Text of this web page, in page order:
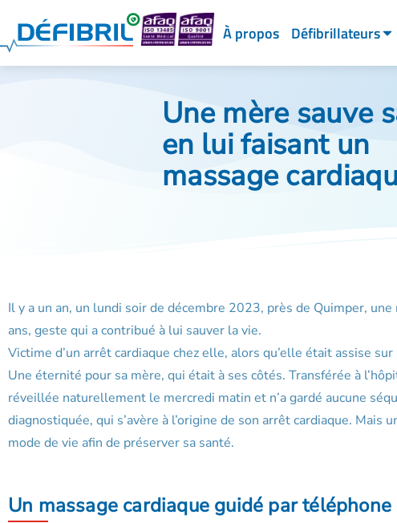
À propos Défibrillateurs
Une mère sauve
en lui faisant un
massage
Il y a un an, un lundi soir de décembre 2023, près de Quimper,
ans, geste qui a contribué à lui sauver la vie.
Victime d’un arrêt cardiaque chez elle, alors qu’elle était assise
Une éternité pour sa mère, qui était à ses côtés. Transférée à
réveillée naturellement le mercredi matin et n’a gardé aucune
diagnostiquée, qui s’avère à l’origine de son arrêt cardiaque. Mais
mode de vie afin de préserver sa santé.
Un massage cardiaque guidé par téléphone